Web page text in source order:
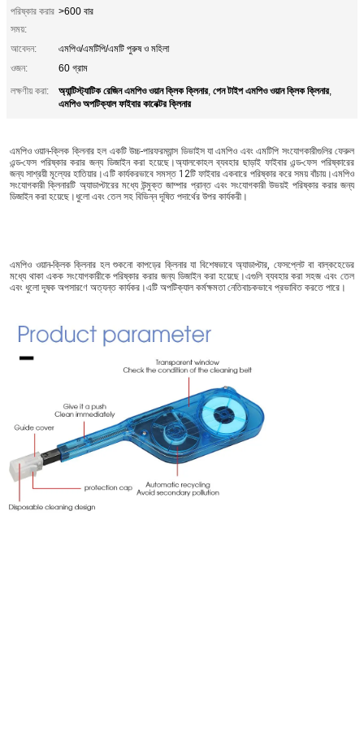
পরিষ্কার করার
সময়:
>600 বার
আবেদন:
এমপিও/এমটিপি/এমটি পুরুষ ও মহিলা
ওজন:
60 গ্রাম
লক্ষণীয় করা:
অ্যান্টিস্ট্যাটিক রেজিন এমপিও ওয়ান ক্লিক ক্লিনার, পেন টাইপ এমপিও ওয়ান ক্লিক ক্লিনার,
এমপিও অপটিক্যাল ফাইবার কানেক্টর ক্লিনার
এমপিও ওয়ান-ক্লিক ক্লিনার হল একটি উচ্চ-পারফরম্যান্স ডিভাইস যা এমপিও এবং এমটিপি সংযোগকারীগুলির ফেরুল
এন্ড-ফেস পরিষ্কার করার জন্য ডিজাইন করা হয়েছে।অ্যালকোহল ব্যবহার ছাড়াই ফাইবার এন্ড-ফেস পরিষ্কারের
জন্য সাশ্রয়ী মূল্যের হাতিয়ার।এটি কার্যকরভাবে সমস্ত 12টি ফাইবার একবারে পরিষ্কার করে সময় বাঁচায়।এমপিও
সংযোগকারী ক্লিনারটি অ্যাডাপ্টারের মধ্যে উন্মুক্ত জাম্পার প্রান্ত এবং সংযোগকারী উভয়ই পরিষ্কার করার জন্য
ডিজাইন করা হয়েছে।ধুলো এবং তেল সহ বিভিন্ন দূষিত পদার্থের উপর কার্যকরী।
এমপিও ওয়ান-ক্লিক ক্লিনার হল শুকনো কাপড়ের ক্লিনার যা বিশেষভাবে অ্যাডাপ্টার, ফেসপ্লেট বা বাল্কহেডের
মধ্যে থাকা একক সংযোগকারীকে পরিষ্কার করার জন্য ডিজাইন করা হয়েছে।এগুলি ব্যবহার করা সহজ এবং তেল
এবং ধুলো দূষক অপসারণে অত্যন্ত কার্যকর।এটি অপটিক্যাল কর্মক্ষমতা নেতিবাচকভাবে প্রভাবিত করতে পারে।